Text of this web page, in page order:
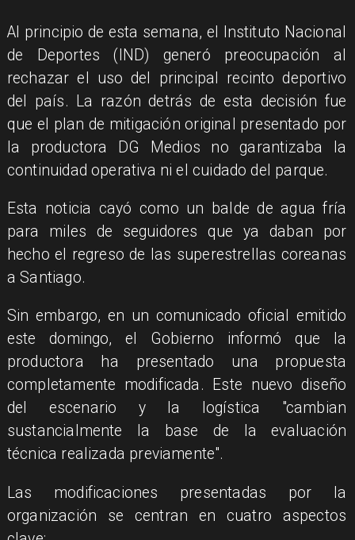
Al principio de esta semana, el Instituto Nacional
de Deportes (IND) generó preocupación al
rechazar el uso del principal recinto deportivo
del país. La razón detrás de esta decisión fue
que el plan de mitigación original presentado por
la productora DG Medios no garantizaba la
continuidad operativa ni el cuidado del parque.
Esta noticia cayó como un balde de agua fría
para miles de seguidores que ya daban por
hecho el regreso de las superestrellas coreanas
a Santiago.
Sin embargo, en un comunicado oficial emitido
este domingo, el Gobierno informó que la
productora ha presentado una propuesta
completamente modificada. Este nuevo diseño
del escenario y la logística "cambian
sustancialmente la base de la evaluación
técnica realizada previamente".
Las modificaciones presentadas por la
organización se centran en cuatro aspectos